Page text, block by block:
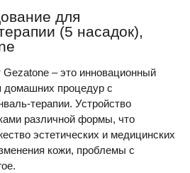
для
(5 насадок),
– это инновационный
домашних процедур с
терапии. Устройство
различной формы, что
эстетических и медицинских
кожи, проблемы с